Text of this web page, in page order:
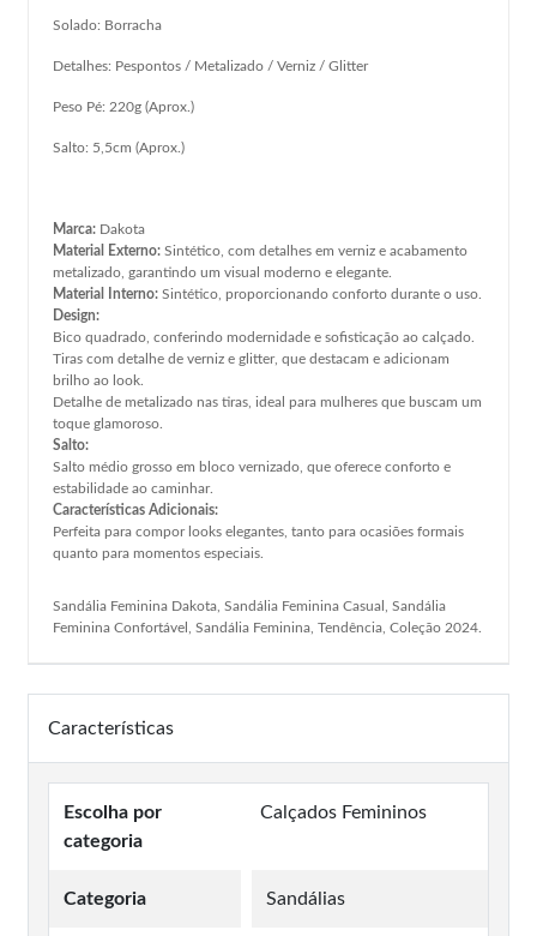
Solado: Borracha
Detalhes: Pespontos / Metalizado / Verniz / Glitter
Peso Pé: 220g (Aprox.)
Salto: 5,5cm (Aprox.)
Marca: Dakota
Material Externo: Sintético, com detalhes em verniz e acabamento
metalizado, garantindo um visual moderno e elegante.
Material Interno: Sintético, proporcionando conforto durante o uso.
Design:
Bico quadrado, conferindo modernidade e sofisticação ao calçado.
Tiras com detalhe de verniz e glitter, que destacam e adicionam
brilho ao look.
Detalhe de metalizado nas tiras, ideal para mulheres que buscam um
toque glamoroso.
Salto:
Salto médio grosso em bloco vernizado, que oferece conforto e
estabilidade ao caminhar.
Características Adicionais:
Perfeita para compor looks elegantes, tanto para ocasiões formais
quanto para momentos especiais.
Sandália Feminina Dakota, Sandália Feminina Casual, Sandália
Feminina Confortável, Sandália Feminina, Tendência, Coleção 2024.
Características
Escolha por
categoria
Calçados Femininos
Categoria Sandálias